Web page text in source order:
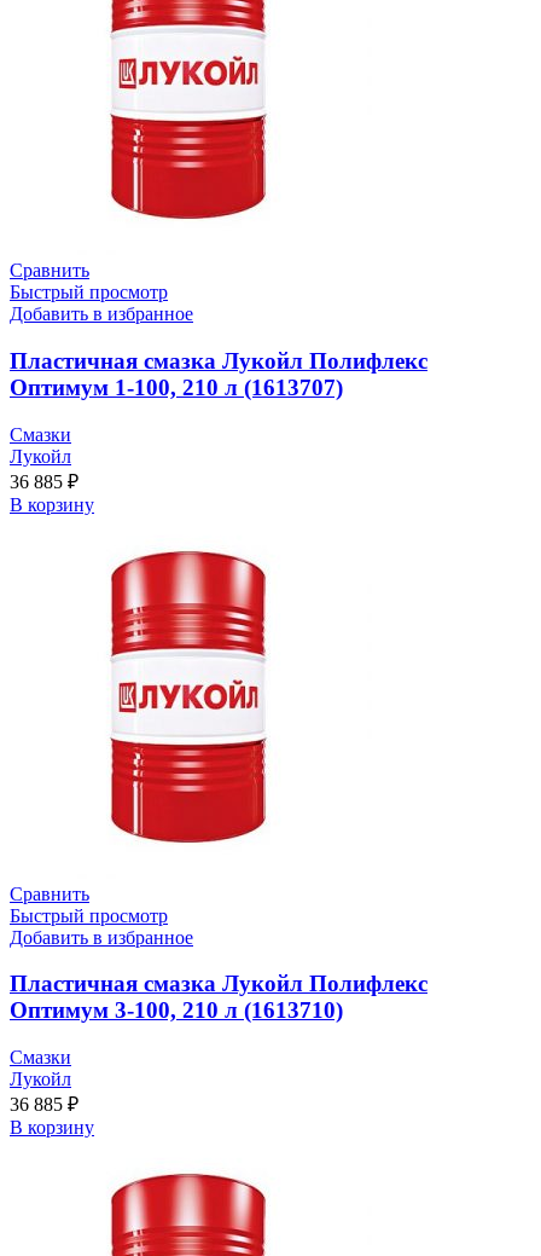
Сравнить
Быстрый просмотр
Добавить в избранное
Пластичная смазка Лукойл Полифлекс
Оптимум 1-100, 210 л (1613707)
Смазки
Лукойл
36 885 ₽
В корзину
Сравнить
Быстрый просмотр
Добавить в избранное
Пластичная смазка Лукойл Полифлекс
Оптимум 3-100, 210 л (1613710)
Смазки
Лукойл
36 885 ₽
В корзину